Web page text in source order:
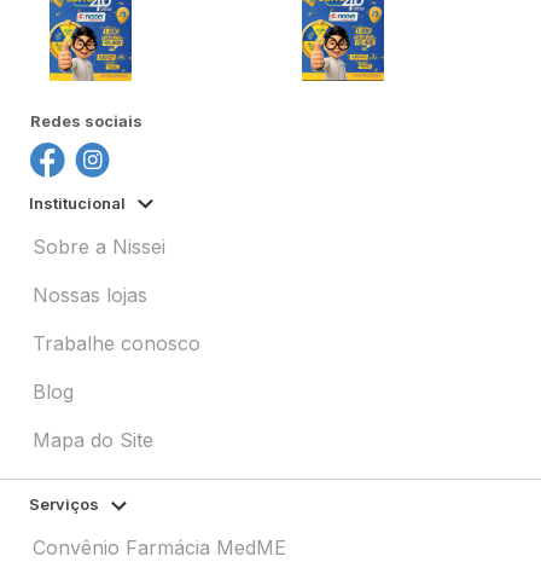
Redes sociais
Institucional
Sobre a Nissei
Nossas lojas
Trabalhe conosco
Blog
Mapa do Site
Serviços
Convênio Farmácia MedME